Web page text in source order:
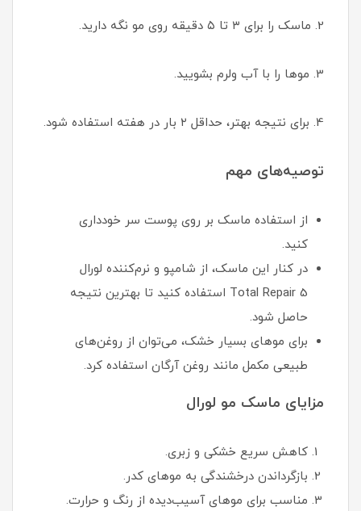
2. ماسک را برای ۳ تا ۵ دقیقه روی مو نگه دارید.
3. موها را با آب ولرم بشویید.
4. برای نتیجه بهتر، حداقل ۲ بار در هفته استفاده شود.
توصیه‌های مهم
از استفاده ماسک بر روی پوست سر خودداری
کنید.
در کنار این ماسک، از شامپو و نرم‌کننده لورال
Total Repair 5 استفاده کنید تا بهترین نتیجه
حاصل شود.
برای موهای بسیار خشک، می‌توان از روغن‌های
طبیعی مکمل مانند روغن آرگان استفاده کرد.
مزایای ماسک مو لورال
کاهش سریع خشکی و زبری.
بازگرداندن درخشندگی به موهای کدر.
مناسب برای موهای آسیب‌دیده از رنگ و حرارت.